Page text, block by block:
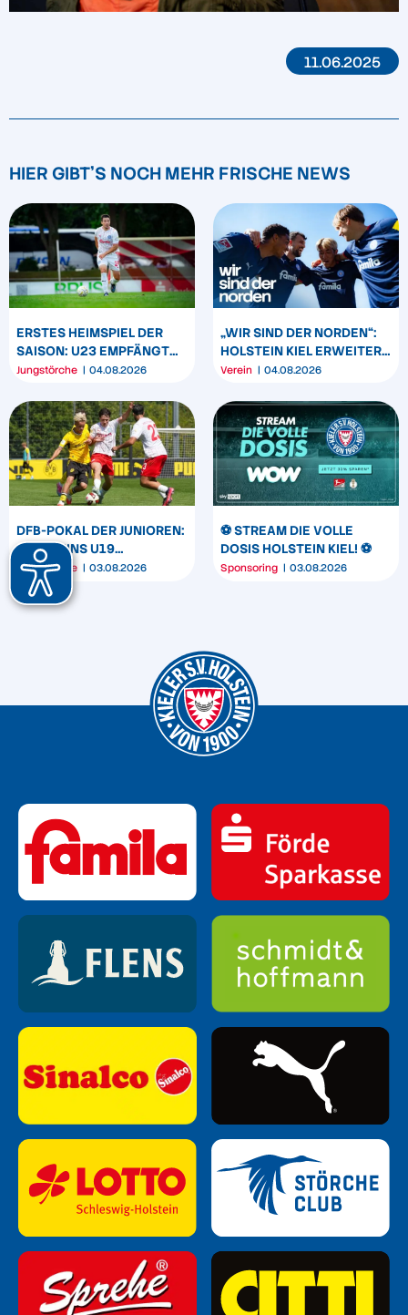
11.06.2025
HIER GIBT'S NOCH MEHR FRISCHE NEWS
ERSTES HEIMSPIEL DER
SAISON: U23 EMPFÄNGT
HEIDER SV
Jungstörche 04.08.2026
„WIR SIND DER NORDEN“:
HOLSTEIN KIEL ERWEITERT
SEIN MARKENBILD
Verein 04.08.2026
DFB-POKAL DER JUNIOREN:
HOLSTEINS U19
TRIUMPHIERT IN
DORTMUND
Jungstörche 03.08.2026
⚽️ STREAM DIE VOLLE
DOSIS HOLSTEIN KIEL! ⚽️
Sponsoring 03.08.2026